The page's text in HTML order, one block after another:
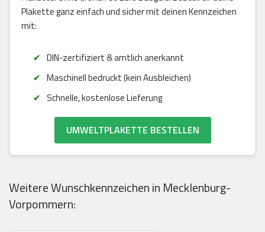
Plakette ganz einfach und sicher mit deinen Kennzeichen
mit:
DIN-zertifiziert & amtlich anerkannt
Maschinell bedruckt (kein Ausbleichen)
Schnelle, kostenlose Lieferung
UMWELTPLAKETTE BESTELLEN
Weitere Wunschkennzeichen in Mecklenburg-
Vorpommern: